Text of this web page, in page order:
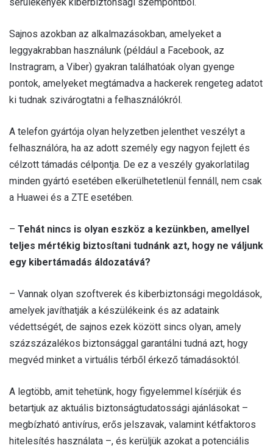
Sajnos azokban az alkalmazásokban, amelyeket a
leggyakrabban használunk (például a Facebook, az
Instragram, a Viber) gyakran találhatóak olyan gyenge
pontok, amelyeket megtámadva a hackerek rengeteg adatot
ki tudnak szivárogtatni a felhasználókról.
A telefon gyártója olyan helyzetben jelenthet veszélyt a
felhasználóra, ha az adott személy egy nagyon fejlett és
célzott támadás célpontja. De ez a veszély gyakorlatilag
minden gyártó esetében elkerülhetetlenül fennáll, nem csak
a Huawei és a ZTE esetében.
– Tehát nincs is olyan eszköz a kezünkben, amellyel
teljes mértékig biztosítani tudnánk azt, hogy ne váljunk
egy kibertámadás áldozatává?
– Vannak olyan szoftverek és kiberbiztonsági megoldások,
amelyek javíthatják a készülékeink és az adataink
védettségét, de sajnos ezek között sincs olyan, amely
százszázalékos biztonsággal garantálni tudná azt, hogy
megvéd minket a virtuális térből érkező támadásoktól.
A legtöbb, amit tehetünk, hogy figyelemmel kísérjük és
betartjuk az aktuális biztonságtudatossági ajánlásokat –
megbízható antivírus, erős jelszavak, valamint kétfaktoros
hitelesítés használata –, és kerüljük azokat a potenciális